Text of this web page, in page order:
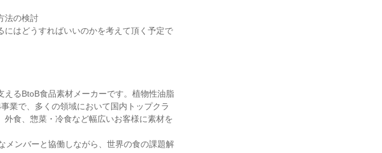
法の検討
はどうすればいいのかを考えて頂く予定で
るBtoB食品素材メーカーです。植物性油脂
業で、多くの領域において国内トップクラ
食、惣菜・冷食など幅広いお客様に素材を
メンバーと協働しながら、世界の食の課題解